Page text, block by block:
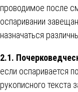
проводимое после
оспаривании
назначаться
2.1.
если оспаривается
рукописного текста